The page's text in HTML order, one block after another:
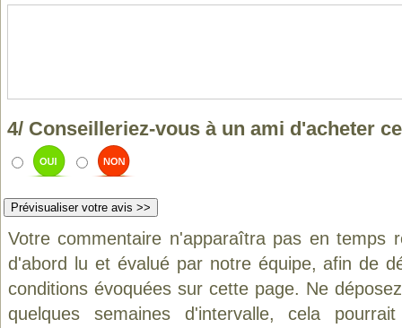
4/ Conseilleriez-vous à un ami d'acheter
Votre commentaire n'apparaîtra pas en temps
d'abord lu et évalué par notre équipe, afin de
conditions évoquées sur cette page. Ne
quelques semaines d'intervalle, cela